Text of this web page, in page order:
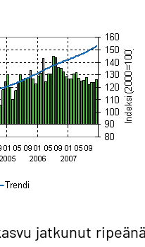
jatkunut